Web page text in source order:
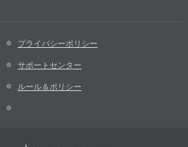
プライバシーポリシー
サポートセンター
ルール＆ポリシー